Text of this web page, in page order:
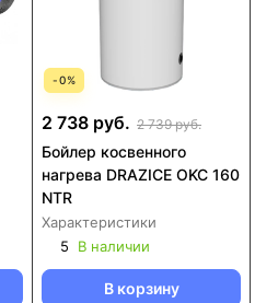
-0%
2 738 руб. 2 739 руб.
Бойлер косвенного
нагрева DRAZICE OKC 160
NTR
Характеристики
5
В наличии
В корзину